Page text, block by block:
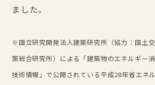
ました。
※国立研究開発法人建築研究所（協力：国土
策総合研究所）による「建築物のエネルギー
技術情報」で公開されている平成28年省エネ